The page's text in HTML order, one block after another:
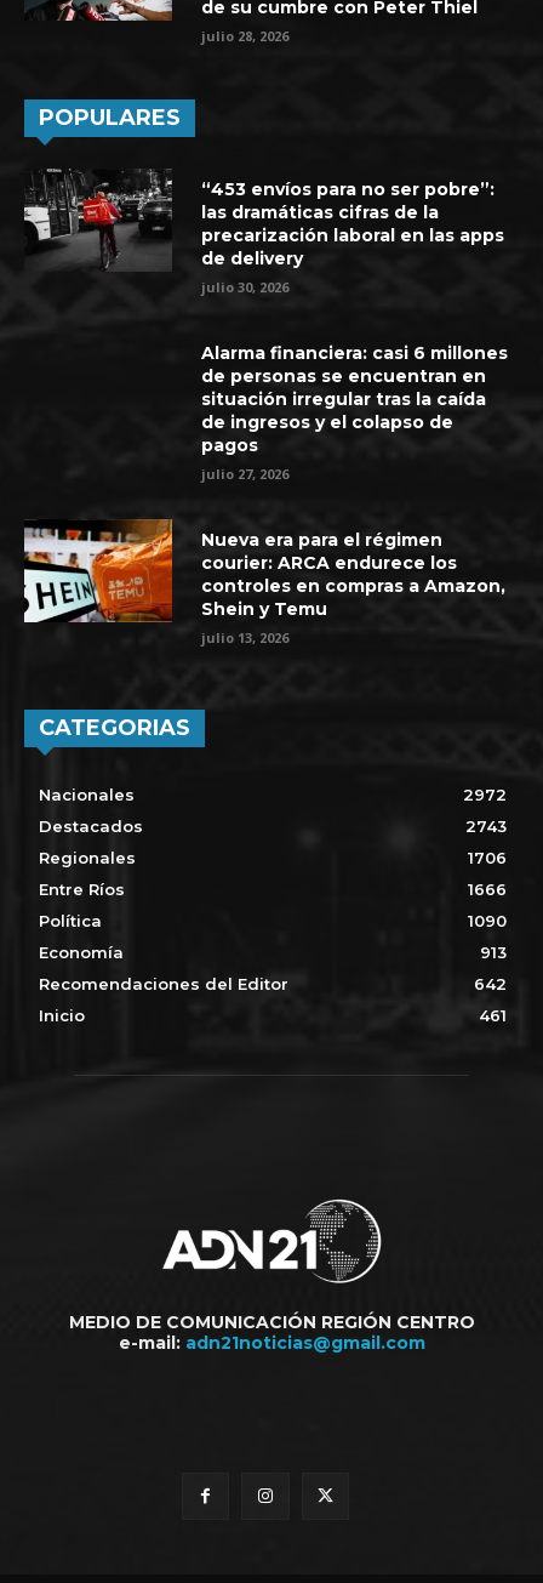
de su cumbre con Peter Thiel
julio 28, 2026
POPULARES
“453 envíos para no ser pobre”:
las dramáticas cifras de la
precarización laboral en las apps
de delivery
julio 30, 2026
Alarma financiera: casi 6 millones
de personas se encuentran en
situación irregular tras la caída
de ingresos y el colapso de
pagos
julio 27, 2026
Nueva era para el régimen
courier: ARCA endurece los
controles en compras a Amazon,
Shein y Temu
julio 13, 2026
CATEGORIAS
Nacionales
2972
Destacados
2743
Regionales
1706
Entre Ríos
1666
Política
1090
Economía
913
Recomendaciones del Editor
642
Inicio
461
MEDIO DE COMUNICACIÓN REGIÓN CENTRO
e-mail: adn21noticias@gmail.com